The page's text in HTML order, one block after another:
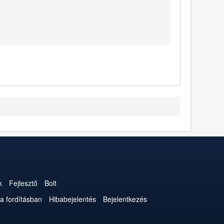
Fejlesztő
Bolt
fordításban Hibabejelentés
Bejelentkezés